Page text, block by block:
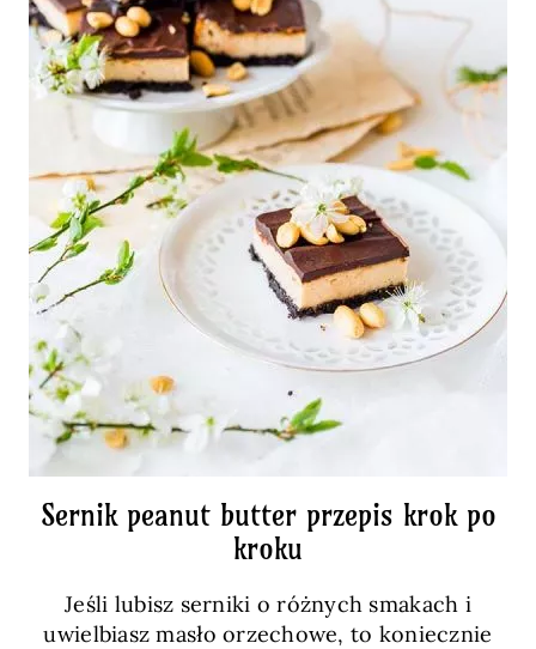
Sernik peanut butter przepis krok po
kroku
Jeśli lubisz serniki o różnych smakach i
uwielbiasz masło orzechowe, to koniecznie